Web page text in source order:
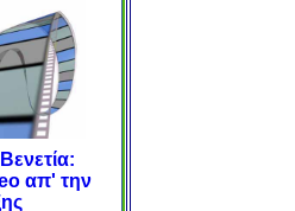
video
απ' την